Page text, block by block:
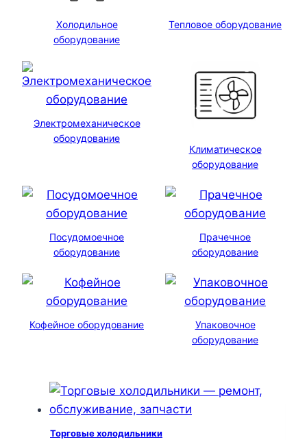
Холодильное
оборудование
Тепловое оборудование
Электромеханическое
оборудование
Климатическое
оборудование
Посудомоечное
оборудование
Прачечное
оборудование
Кофейное оборудование
Упаковочное
оборудование
Торговые холодильники